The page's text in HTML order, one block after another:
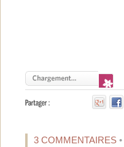
3 COMMENTAIRES •